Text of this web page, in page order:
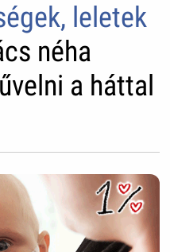
leletek
néha
a háttal